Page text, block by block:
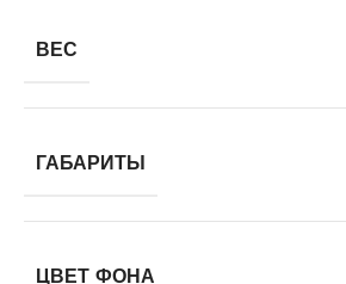
ВЕС
ГАБАРИТЫ
ЦВЕТ ФОНА